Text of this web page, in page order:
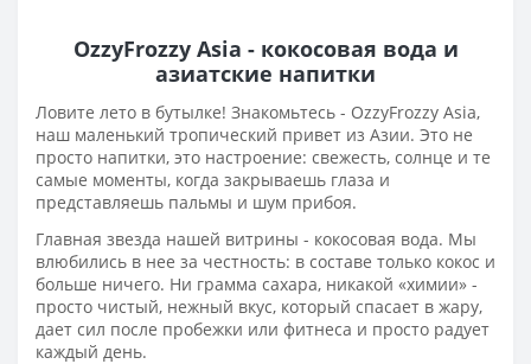
OzzyFrozzy Asia - кокосовая вода и
азиатские напитки
Ловите лето в бутылке! Знакомьтесь - OzzyFrozzy Asia,
наш маленький тропический привет из Азии. Это не
просто напитки, это настроение: свежесть, солнце и те
самые моменты, когда закрываешь глаза и
представляешь пальмы и шум прибоя.
Главная звезда нашей витрины - кокосовая вода. Мы
влюбились в нее за честность: в составе только кокос и
больше ничего. Ни грамма сахара, никакой «химии» -
просто чистый, нежный вкус, который спасает в жару,
дает сил после пробежки или фитнеса и просто радует
каждый день.